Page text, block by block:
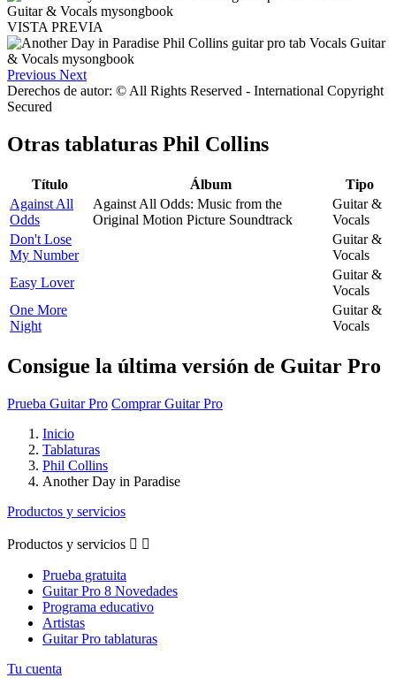
VISTA PREVIA
Previous Next
Derechos de autor: © All Rights Reserved - International Copyright
Secured
Otras tablaturas Phil Collins
Título Álbum
Tipo
Against All
Odds
Against All Odds: Music from the
Original Motion Picture Soundtrack
Guitar &
Vocals
Don't Lose
My Number
Guitar &
Vocals
Easy Lover
Guitar &
Vocals
One More
Night
Guitar &
Vocals
Consigue la última versión de Guitar Pro
Prueba Guitar Pro Comprar Guitar Pro
Inicio
Tablaturas
Phil Collins
Another Day in Paradise
Productos y servicios
Productos y servicios  
Prueba gratuita
Guitar Pro 8 Novedades
Programa educativo
Artistas
Guitar Pro tablaturas
Tu cuenta